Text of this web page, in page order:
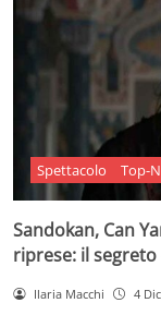
Spettacolo Top-
Sandokan, Can
riprese: il
Ilaria Macchi 4